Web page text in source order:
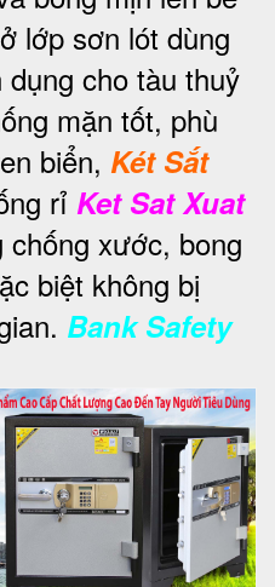
ở lớp sơn lót dùng
cho tàu thuỷ
mặn tốt, phù
biển, Két Sắt
rỉ Ket Sat Xuat
chống xước, bong
biệt không bị
Bank Safety